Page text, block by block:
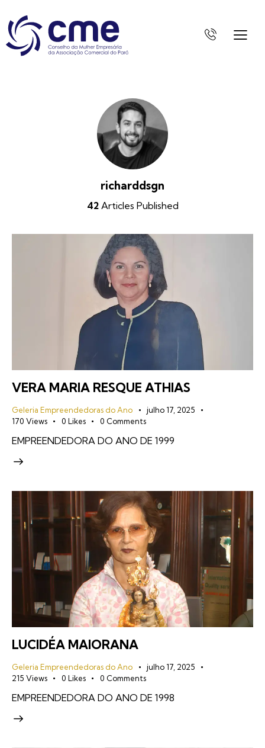
richarddsgn
42Articles Published
VERA MARIA RESQUE ATHIAS
Geleria Empreendedoras do Ano
julho 17, 2025
170 Views 0 Likes 0 Comments
EMPREENDEDORA DO ANO DE 1999
LUCIDÉA MAIORANA
Geleria Empreendedoras do Ano
julho 17, 2025
215 Views 0 Likes 0 Comments
EMPREENDEDORA DO ANO DE 1998